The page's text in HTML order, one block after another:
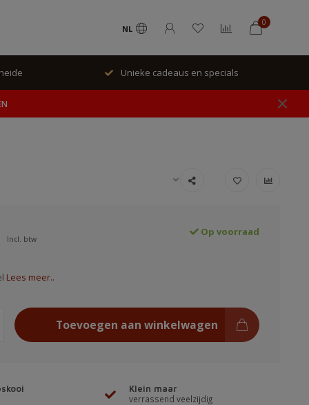
NL
0
Unieke cadeaus en specials
Incl. btw
Op voorraad
Lees meer..
Toevoegen aan winkelwagen
Klein maar
verrassend veelzijdig